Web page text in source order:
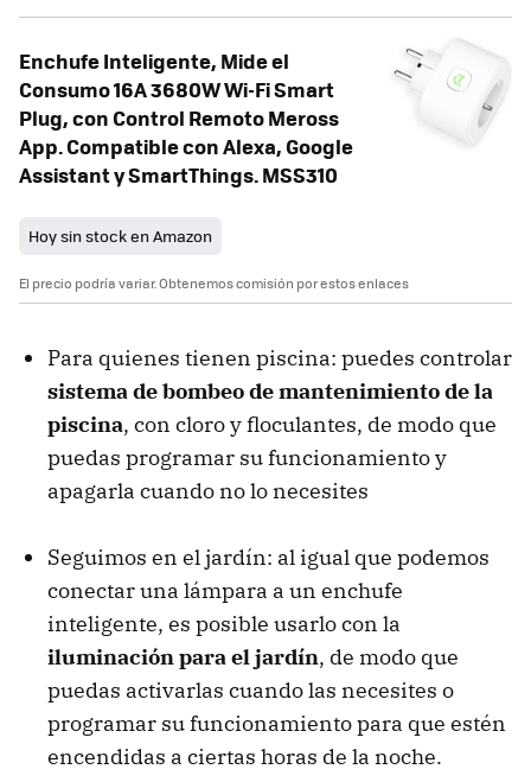
Enchufe Inteligente, Mide el
Consumo 16A 3680W Wi-Fi Smart
Plug, con Control Remoto Meross
App. Compatible con Alexa, Google
Assistant y SmartThings. MSS310
Hoy sin stock en Amazon
El precio podría variar. Obtenemos comisión por estos enlaces
Para quienes tienen piscina: puedes controlar
sistema de bombeo de mantenimiento de la
piscina, con cloro y floculantes, de modo que
puedas programar su funcionamiento y
apagarla cuando no lo necesites
Seguimos en el jardín: al igual que podemos
conectar una lámpara a un enchufe
inteligente, es posible usarlo con la
iluminación para el jardín, de modo que
puedas activarlas cuando las necesites o
programar su funcionamiento para que estén
encendidas a ciertas horas de la noche.